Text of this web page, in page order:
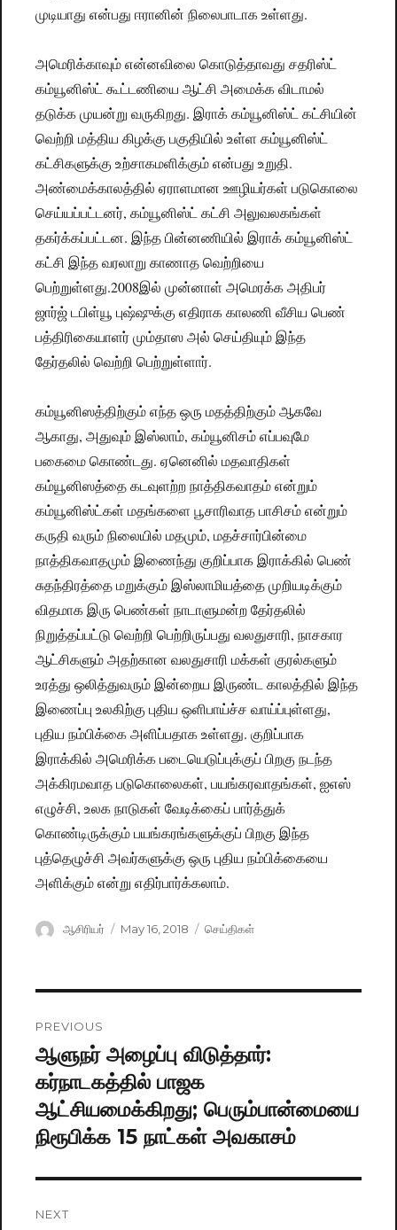
முடியாது என்பது ஈரானின் நிலைபாடாக உள்ளது.
அமெரிக்காவும் என்னவிலை கொடுத்தாவது சதரிஸ்ட்
கம்யூனிஸ்ட் கூட்டணியை ஆட்சி அமைக்க விடாமல்
தடுக்க முயன்று வருகிறது. இராக் கம்யூனிஸ்ட் கட்சியின்
வெற்றி மத்திய கிழக்கு பகுதியில் உள்ள கம்யூனிஸ்ட்
கட்சிகளுக்கு உற்சாகமளிக்கும் என்பது உறுதி.
அண்மைக்காலத்தில் ஏராளமான ஊழியர்கள் படுகொலை
செய்யப்பட்டனர், கம்யூனிஸ்ட் கட்சி அலுவலகங்கள்
தகர்க்கப்பட்டன. இந்த பின்னணியில் இராக் கம்யூனிஸ்ட்
கட்சி இந்த வரலாறு காணாத வெற்றியை
பெற்றுள்ளது.2008இல் முன்னாள் அமெரக்க அதிபர்
ஜார்ஜ் டபிள்யூ புஷ்ஷுக்கு எதிராக காலணி வீசிய பெண்
பத்திரிகையாளர் மும்தாஸ அல் செய்தியும் இந்த
தேர்தலில் வெற்றி பெற்றுள்ளார்.
கம்யூனிஸத்திற்கும் எந்த ஒரு மதத்திற்கும் ஆகவே
ஆகாது, அதுவும் இஸ்லாம், கம்யூனிசம் எப்பவுமே
பகைமை கொண்டது. ஏனெனில் மதவாதிகள்
கம்யூனிஸத்தை கடவுளற்ற நாத்திகவாதம் என்றும்
கம்யூனிஸ்ட்கள் மதங்களை பூசாரிவாத பாசிசம் என்றும்
கருதி வரும் நிலையில் மதமும், மதச்சார்பின்மை
நாத்திகவாதமும் இணைந்து குறிப்பாக இராக்கில் பெண்
சுதந்திரத்தை மறுக்கும் இஸ்லாமியத்தை முறியடிக்கும்
விதமாக இரு பெண்கள் நாடாளுமன்ற தேர்தலில்
நிறுத்தப்பட்டு வெற்றி பெற்றிருப்பது வலதுசாரி, நாசகார
ஆட்சிகளும் அதற்கான வலதுசாரி மக்கள் குரல்களும்
உரத்து ஒலித்துவரும் இன்றைய இருண்ட காலத்தில் இந்த
இணைப்பு உலகிற்கு புதிய ஒளிபாய்ச்ச வாய்ப்புள்ளது,
புதிய நம்பிக்கை அளிப்பதாக உள்ளது. குறிப்பாக
இராக்கில் அமெரிக்க படையெடுப்புக்குப் பிறகு நடந்த
அக்கிரமவாத படுகொலைகள், பயங்கரவாதங்கள், ஐஎஸ்
எழுச்சி, உலக நாடுகள் வேடிக்கைப் பார்த்துக்
கொண்டிருக்கும் பயங்கரங்களுக்குப் பிறகு இந்த
புத்தெழுச்சி அவர்களுக்கு ஒரு புதிய நம்பிக்கையை
அளிக்கும் என்று எதிர்பார்க்கலாம்.
Author
ஆசிரியர்
Posted
May 16, 2018 Categories
செய்திகள்
navigation
PREVIOUS
Previous
post:
ஆளுநர் அழைப்பு விடுத்தார்:
கர்நாடகத்தில் பாஜக
ஆட்சியமைக்கிறது; பெரும்பான்மையை
நிரூபிக்க 15 நாட்கள் அவகாசம்
NEXT